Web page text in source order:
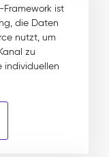
ist
die Daten
nutzt, um
zu
individuellen